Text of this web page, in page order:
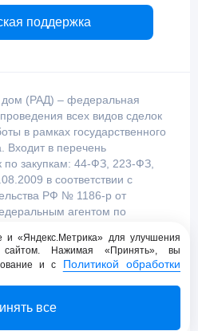
поддержка
дом (РАД) – федеральная
всех видов сделок
в рамках государственного
Входит в перечень
закупкам: 44-ФЗ, 223-ФЗ,
в соответствии с
РФ № 1186-р от
агентом по
Федерации.
«Яндекс.Метрика» для улучшения
сайтом. Нажимая «Принять», вы
и с Политикой обработки
все